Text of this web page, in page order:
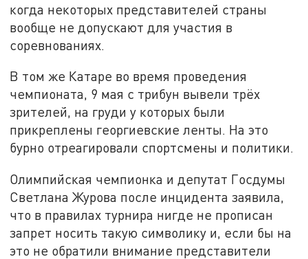
когда некоторых представителей страны
вообще не допускают для участия в
соревнованиях.
В том же Катаре во время проведения
чемпионата, 9 мая с трибун вывели трёх
зрителей, на груди у которых были
прикреплены георгиевские ленты. На это
бурно отреагировали спортсмены и политики.
Олимпийская чемпионка и депутат Госдумы
Светлана Журова после инцидента заявила,
что в правилах турнира нигде не прописан
запрет носить такую символику и, если бы на
это не обратили внимание представители